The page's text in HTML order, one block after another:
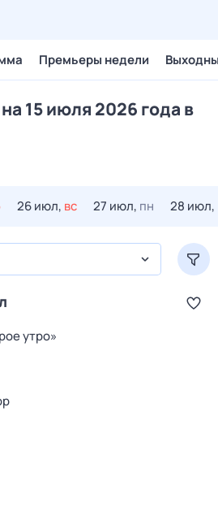
Премьеры недели
15 июля 2026 года в
26 июл, вс 27 июл, пн 28 июл,
утро»